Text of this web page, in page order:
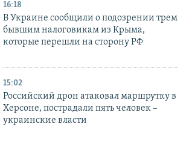
16:18
В Украине сообщили о подозрении трем
бывшим налоговикам из Крыма,
которые перешли на сторону РФ
15:02
Российский дрон атаковал маршрутку в
Херсоне, пострадали пять человек –
украинские власти